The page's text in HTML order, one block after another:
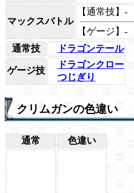
マックスバトル
【通常技】-
【ゲージ】-
通常技
ドラゴンテール
ゲージ技
ドラゴンクロー
つじぎり
クリムガンの色違い
通常 色違い